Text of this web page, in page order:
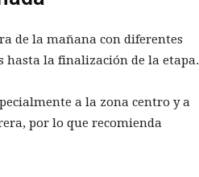
de la mañana con diferentes
hasta la finalización de la etapa.
a la zona centro y a
por lo que recomienda